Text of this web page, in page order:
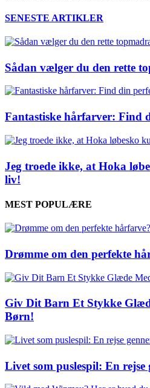
SENESTE ARTIKLER
Sådan vælger du den rette
Fantastiske hårfarver: Find
Jeg troede ikke, at Hoka
liv!
MEST POPULÆRE
Drømme om den perfekte
Giv Dit Barn Et Stykke
Børn!
Livet som puslespil: En